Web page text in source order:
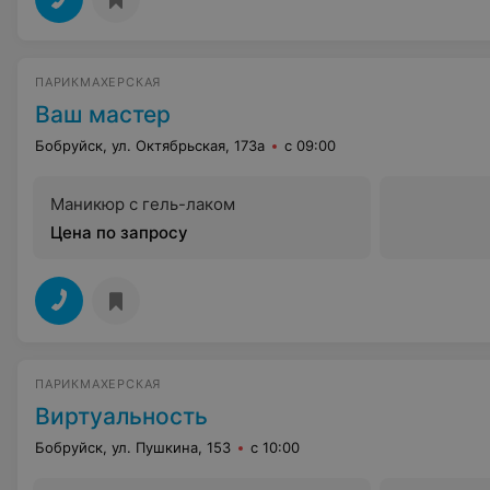
ПАРИКМАХЕРСКАЯ
Ваш мастер
Бобруйск, ул. Октябрьская, 173а с 09:00
Маникюр с гель-лаком
Цена по запросу
ПАРИКМАХЕРСКАЯ
Виртуальность
Бобруйск, ул. Пушкина, 153 с 10:00